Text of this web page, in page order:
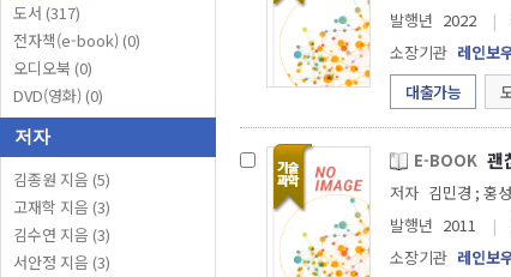
도서 (317)
전자책(e-book) (0)
오디오북 (0)
DVD(영화) (0)
저자
김종원 지음 (5)
고재학 지음 (3)
김수연 지음 (3)
서안정 지음 (3)
발행년 2022 |
소장기관 레인보
대출가능
E-BOOK 괜
저자 김민경 ; 홍
발행년 2011 |
소장기관 레인보